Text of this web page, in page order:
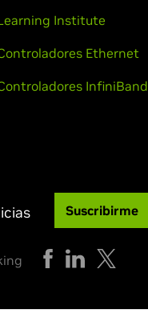
Institute
Ethernet
InfiniBand
Suscribirme